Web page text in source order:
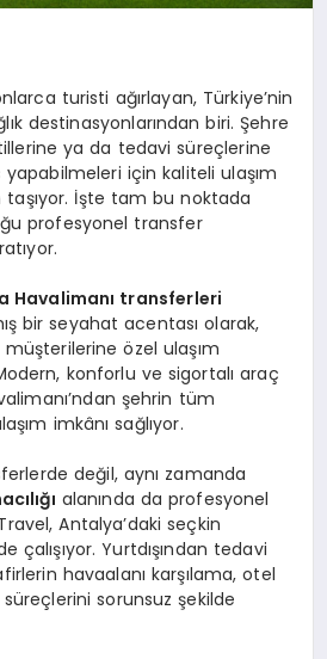
turisti ağırlayan, Türkiye’nin
destinasyonlarından biri. Şehre
ya da tedavi süreçlerine
yapabilmeleri için kaliteli ulaşım
İşte tam bu noktada
profesyonel transfer
Havalimanı transferleri
bir seyahat acentası olarak,
özel ulaşım
konforlu ve sigortalı araç
şehrin tüm
imkânı sağlıyor.
değil, aynı zamanda
alanında da profesyonel
Antalya’daki seçkin
çalışıyor. Yurtdışından tedavi
havaalanı karşılama, otel
süreçlerini sorunsuz şekilde